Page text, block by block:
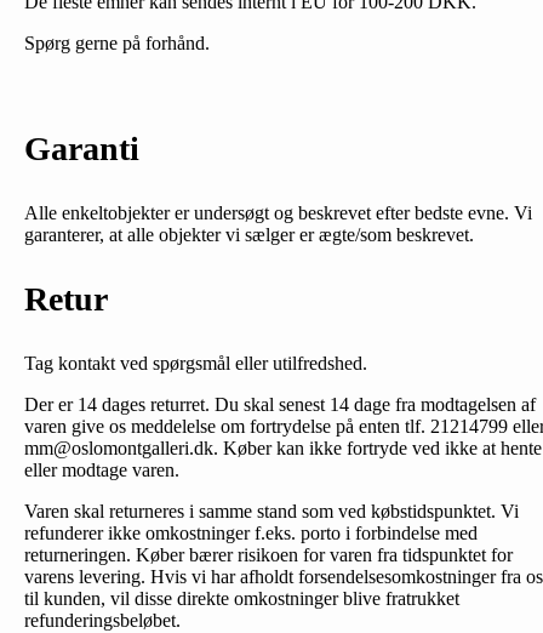
Spørg gerne på forhånd.
Garanti
Alle enkeltobjekter er undersøgt og beskrevet efter bedste evne. Vi
garanterer, at alle objekter vi sælger er ægte/som beskrevet.
Retur
Tag kontakt ved spørgsmål eller utilfredshed.
Der er 14 dages returret. Du skal senest 14 dage fra modtagelsen af
varen give os meddelelse om fortrydelse på enten tlf. 21214799
mm@oslomontgalleri.dk. Køber kan ikke fortryde ved ikke at hente
eller modtage varen.
Varen skal returneres i samme stand som ved købstidspunktet. Vi
refunderer ikke omkostninger f.eks. porto i forbindelse med
returneringen. Køber bærer risikoen for varen fra tidspunktet for
varens levering. Hvis vi har afholdt forsendelsesomkostninger fra os
til kunden, vil disse direkte omkostninger blive fratrukket
refunderingsbeløbet.